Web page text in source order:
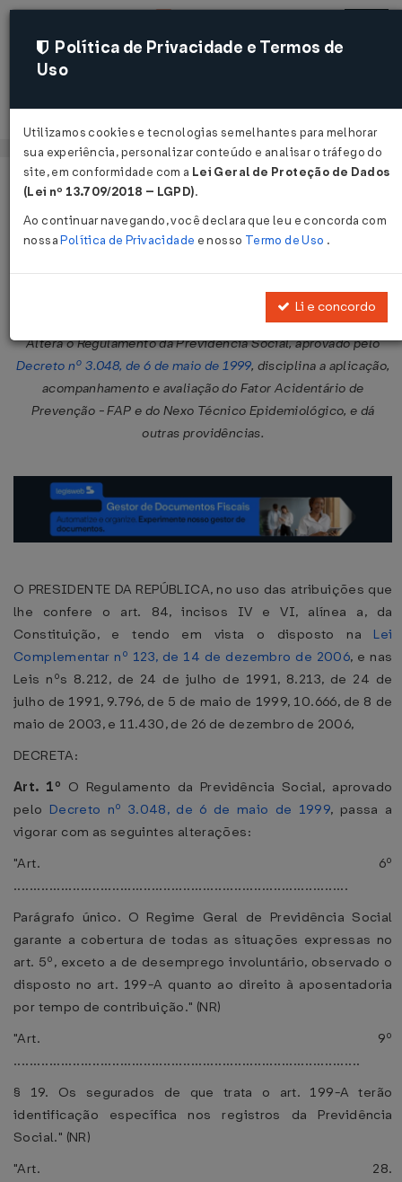
Acessar
Página Inicial Legislações
Decreto Nº 6042 DE 12/02/2007
Publicado no DOU em 13 fev 2007
Altera o Regulamento da Previdência Social, aprovado pelo
Decreto nº 3.048, de 6 de maio de 1999, disciplina a aplicação,
acompanhamento e avaliação do Fator Acidentário de
Prevenção - FAP e do Nexo Técnico Epidemiológico, e dá
outras providências.
O PRESIDENTE DA REPÚBLICA, no uso das atribuições que
lhe confere o art. 84, incisos IV e VI, alínea a, da
Constituição, e tendo em vista o disposto na Lei
Complementar nº 123, de 14 de dezembro de 2006, e nas
Leis nºs 8.212, de 24 de julho de 1991, 8.213, de 24 de
julho de 1991, 9.796, de 5 de maio de 1999, 10.666, de 8 de
maio de 2003, e 11.430, de 26 de dezembro de 2006,
DECRETA:
Art. 1º O Regulamento da Previdência Social, aprovado
pelo Decreto nº 3.048, de 6 de maio de 1999, passa a
vigorar com as seguintes alterações:
"Art. 6º
.....................................................................................
Parágrafo único. O Regime Geral de Previdência Social
garante a cobertura de todas as situações expressas no
art. 5º, exceto a de desemprego involuntário, observado o
disposto no art. 199-A quanto ao direito à aposentadoria
por tempo de contribuição." (NR)
"Art. 9º
........................................................................................
§ 19. Os segurados de que trata o art. 199-A terão
identificação específica nos registros da Previdência
Social." (NR)
"Art. 28.
Política de Privacidade e Termos de
Uso
Utilizamos cookies e tecnologias semelhantes para melhorar
sua experiência, personalizar conteúdo e analisar o tráfego do
site, em conformidade com a Lei Geral de Proteção de Dados
(Lei nº 13.709/2018 – LGPD).
Ao continuar navegando, você declara que leu e concorda com
nossaPolítica de Privacidade e nosso Termo de Uso .
Li e concordo